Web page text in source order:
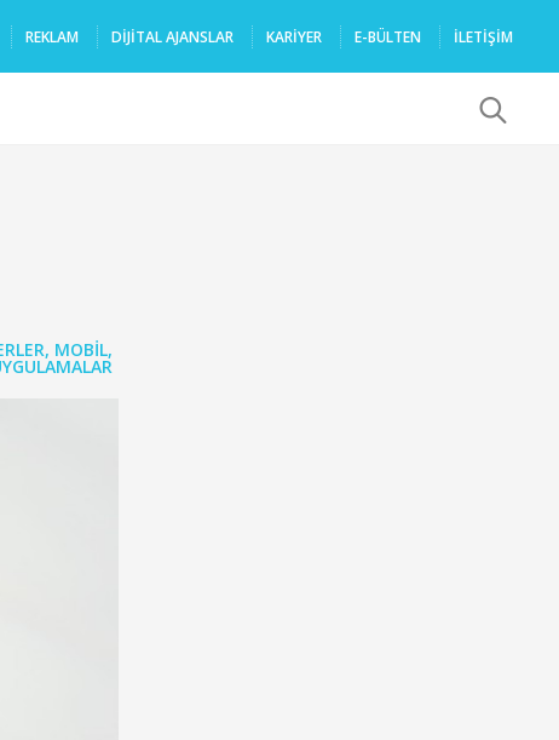
REKLAM DIJITAL AJANSLAR KARIYER E-BÜLTEN İLETİŞİM
, MOBIL,